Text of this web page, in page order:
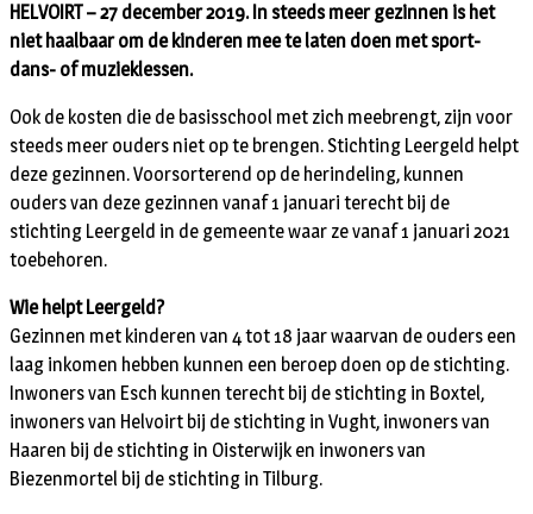
HELVOIRT –27 december 2019. In steeds meer gezinnen is het
niet haalbaar om de kinderen mee te laten doen met sport-
dans- of muzieklessen.
Ook de kosten die de basisschool met zich meebrengt, zijn voor
steeds meer ouders niet op te brengen. Stichting Leergeld helpt
deze gezinnen. Voorsorterend op de herindeling, kunnen
ouders van deze gezinnen vanaf 1 januari terecht bij de
stichting Leergeld in de gemeente waar ze vanaf 1 januari 2021
toebehoren.
Wie helpt Leergeld?
Gezinnen met kinderen van 4 tot 18 jaar waarvan de ouders een
laag inkomen hebben kunnen een beroep doen op de stichting.
Inwoners van Esch kunnen terecht bij de stichting in Boxtel,
inwoners van Helvoirt bij de stichting in Vught, inwoners van
Haaren bij de stichting in Oisterwijk en inwoners van
Biezenmortel bij de stichting in Tilburg.